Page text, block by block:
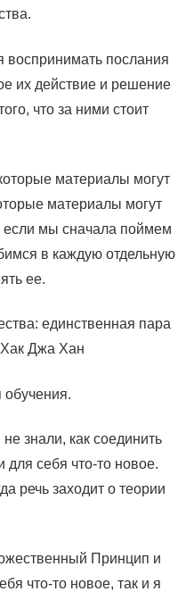
воспринимать послания
их действие и решение
что за ними стоит
материалы могут
материалы могут
если мы сначала поймем
в каждую отдельную
ее.
единственная пара
Джа Хан
обучения.
знали, как соединить
себя что-то новое.
речь заходит о теории
Принцип и
что-то новое, так и я